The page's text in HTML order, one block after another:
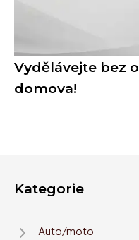
Vydělávejte bez
domova!
Kategorie
Auto/moto